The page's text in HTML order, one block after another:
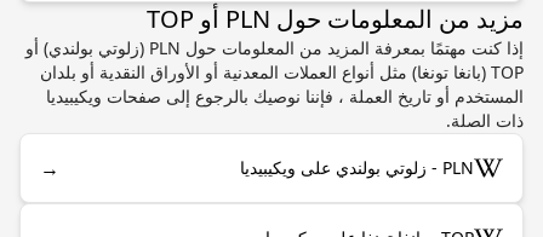
مزيد من المعلومات حول PLN أو TOP
إذا كنت مهتمًا بمعرفة المزيد من المعلومات حول PLN (زلوتي بولندي) أو
TOP (بانغا تونغا) مثل أنواع العملات المعدنية أو الأوراق النقدية أو بلدان
المستخدم أو تاريخ العملة ، فإننا نوصيك بالرجوع إلى صفحات ويكيبيديا
ذات الصلة.
PLN - زلوتي بولندي على ويكيبيديا →